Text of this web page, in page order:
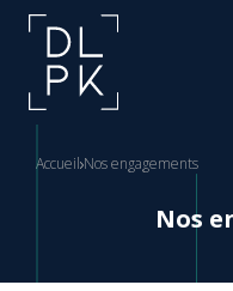
Accueil Nos engagements
Nos